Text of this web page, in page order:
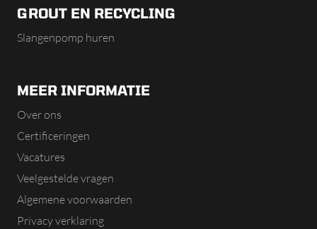
GROUT EN RECYCLING
Slangenpomp huren
MEER INFORMATIE
Over ons
Certificeringen
Vacatures
Veelgestelde vragen
Algemene voorwaarden
Privacy verklaring